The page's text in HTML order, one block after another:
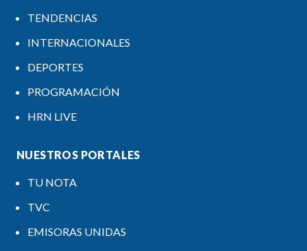
TENDENCIAS
INTERNACIONALES
DEPORTES
PROGRAMACIÓN
HRN LIVE
NUESTROS PORTALES
TU NOTA
TVC
EMISORAS UNIDAS